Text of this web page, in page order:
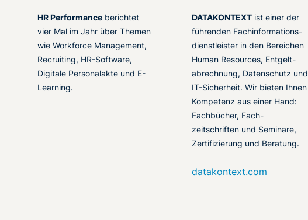
HR Performance berichtet
vier Mal im Jahr über Themen
wie Workforce Management,
Recruiting, HR-Software,
Digitale Personalakte und E-
Learning.
DATAKONTEXT ist einer der
führenden Fachinformations-
dienstleister in den Bereichen
Human Resources, Entgelt-
abrechnung, Datenschutz und
IT-Sicherheit. Wir bieten Ihnen
Kompetenz aus einer Hand:
Fachbücher, Fach-
zeitschriften und Seminare,
Zertifizierung und Beratung.
datakontext.com